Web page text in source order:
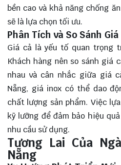
bền cao và khả năng chống
sẽ là lựa chọn tối ưu.
Phân Tích và So Sánh
Giá cả là yếu tố quan trọng
Khách hàng nên so sánh giá
nhau và cân nhắc giữa giá
Nẵng, giá inox có thể dao
chất lượng sản phẩm. Việc
kỹ lưỡng để đảm bảo hiệu
nhu cầu sử dụng.
Tương Lai Của
Nẵng